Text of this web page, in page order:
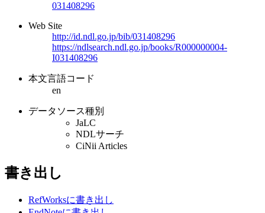
031408296
Web Site
http://id.ndl.go.jp/bib/031408296
https://ndlsearch.ndl.go.jp/books/R000000004-
I031408296
本文言語コード
en
データソース種別
JaLC
NDLサーチ
CiNii Articles
書き出し
RefWorksに書き出し